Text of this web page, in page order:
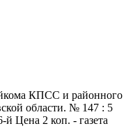
КПСС и районного
области. № 147 : 5
й Цена 2 коп. - газета